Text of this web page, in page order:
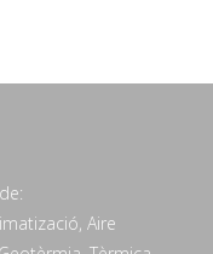
Aire